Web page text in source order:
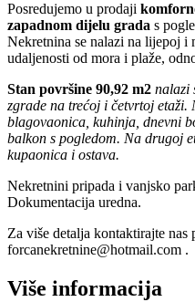
Posredujemo u prodaji
zapadnom dijelu grada s
Nekretnina se nalazi na lijepoj
udaljenosti od mora i plaže,
Stan površine 90,92 m2 nalazi
zgrade na trećoj i četvrtoj etaži.
blagovaonica, kuhinja, dnevni
balkon s pogledom. Na drugoj
kupaonica i ostava.
Nekretnini pripada i vanjsko
Dokumentacija uredna.
Za više detalja kontaktirajte nas
forcanekretnine@hotmail.com .
Više informacija